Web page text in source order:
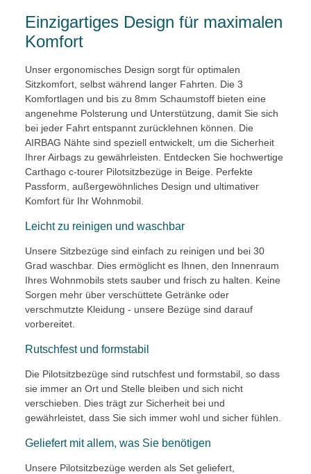
Einzigartiges Design für maximalen
Komfort
Unser ergonomisches Design sorgt für optimalen
Sitzkomfort, selbst während langer Fahrten. Die 3
Komfortlagen und bis zu 8mm Schaumstoff bieten eine
angenehme Polsterung und Unterstützung, damit Sie sich
bei jeder Fahrt entspannt zurücklehnen können. Die
AIRBAG Nähte sind speziell entwickelt, um die Sicherheit
Ihrer Airbags zu gewährleisten. Entdecken Sie hochwertige
Carthago c-tourer Pilotsitzbezüge in Beige. Perfekte
Passform, außergewöhnliches Design und ultimativer
Komfort für Ihr Wohnmobil.
Leicht zu reinigen und waschbar
Unsere Sitzbezüge sind einfach zu reinigen und bei 30
Grad waschbar. Dies ermöglicht es Ihnen, den Innenraum
Ihres Wohnmobils stets sauber und frisch zu halten. Keine
Sorgen mehr über verschüttete Getränke oder
verschmutzte Kleidung - unsere Bezüge sind darauf
vorbereitet.
Rutschfest und formstabil
Die Pilotsitzbezüge sind rutschfest und formstabil, so dass
sie immer an Ort und Stelle bleiben und sich nicht
verschieben. Dies trägt zur Sicherheit bei und
gewährleistet, dass Sie sich immer wohl und sicher fühlen.
Geliefert mit allem, was Sie benötigen
Unsere Pilotsitzbezüge werden als Set geliefert,